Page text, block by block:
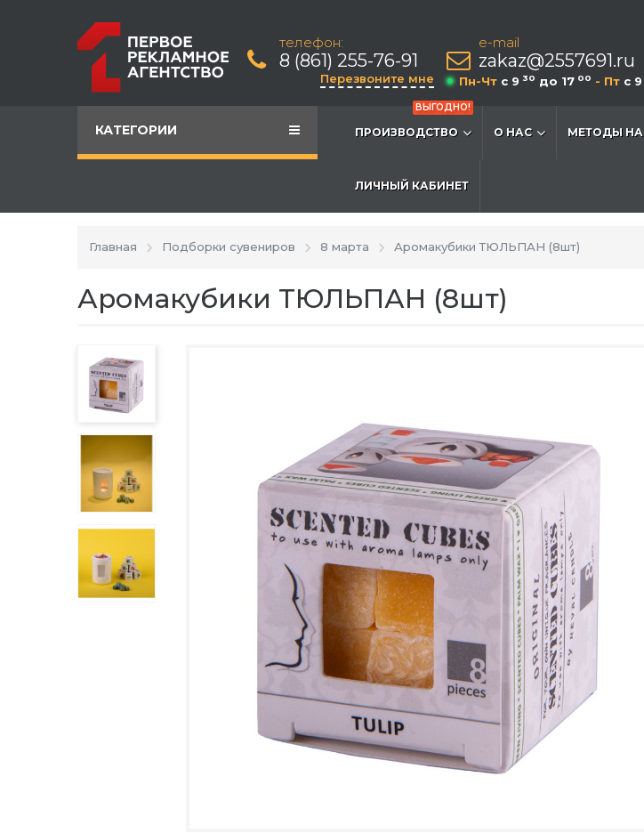
телефон:
8 (861) 255-76-91
Перезвоните мне
e-mail
zakaz@2557691.ru
Пн-Чт c 9 30 до 17 00 - Пт c 9
КАТЕГОРИИ
ВЫГОДНО!
ПРОИЗВОДСТВО О НАС МЕТОДЫ
ЛИЧНЫЙ КАБИНЕТ
Главная Подборки сувениров 8 марта Аромакубики ТЮЛЬПАН (8шт)
Аромакубики ТЮЛЬПАН (8шт)